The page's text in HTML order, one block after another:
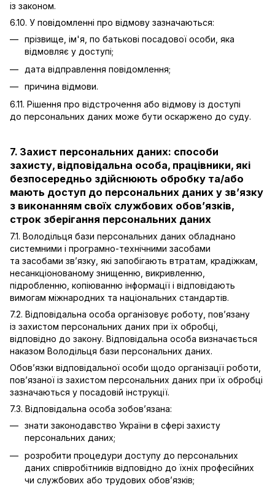
із законом.
6.10. У повідомленні про відмову зазначаються:
прізвище, ім'я, по батькові посадової особи, яка
відмовляє у доступі;
дата відправлення повідомлення;
причина відмови.
6.11. Рішення про відстрочення або відмову із доступі
до персональних даних може бути оскаржено до суду.
7. Захист персональних даних: способи
захисту, відповідальна особа, працівники, які
безпосередньо здійснюють обробку та/або
мають доступ до персональних даних у зв’язку
з виконанням своїх службових обов’язків,
строк зберігання персональних даних
7.1. Володільця бази персональних даних обладнано
системними і програмно-технічними засобами
та засобами зв’язку, які запобігають втратам, крадіжкам,
несанкціонованому знищенню, викривленню,
підробленню, копіюванню інформації і відповідають
вимогам міжнародних та національних стандартів.
7.2. Відповідальна особа організовує роботу, пов’язану
із захистом персональних даних при їх обробці,
відповідно до закону. Відповідальна особа визначається
наказом Володільця бази персональних даних.
Обов’язки відповідальної особи щодо організації роботи,
пов’язаної із захистом персональних даних при їх обробці
зазначаються у посадовій інструкції.
7.3. Відповідальна особа зобов’язана:
знати законодавство України в сфері захисту
персональних даних;
розробити процедури доступу до персональних
даних співробітників відповідно до їхніх професійних
чи службових або трудових обов’язків;